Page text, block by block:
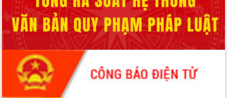
món ăn từ sầu riêng
Đắk Lắk công bố Quy hoạch và xúc
tiến đầu tư tỉnh
Ngành cá ngừ Đắk Lắk chủ động thích
ứng để giữ vững thị trường xuất khẩu
Diễn đàn Kinh tế tư nhân Việt Nam đột
phá cơ chế - Hợp tác công tư
Đề án 06 tạo bước ngoặt đột phá trong
cải cách hành chính tỉnh Đắk Lắk